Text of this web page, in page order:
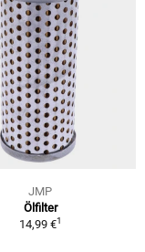
JMP
Ölfilter
14,99 €1